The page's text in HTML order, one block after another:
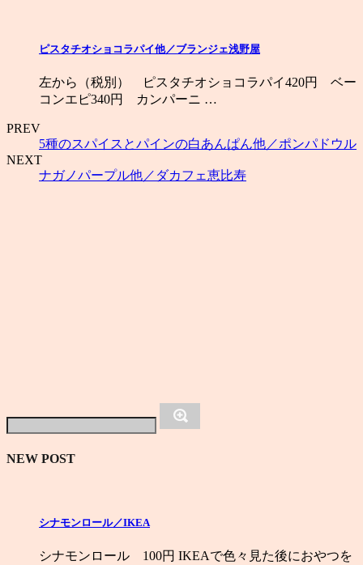
ピスタチオショコラパイ他／ブランジェ浅野屋
左から（税別） ピスタチオショコラパイ420円 ベー
コンエピ340円 カンパーニ …
PREV
5種のスパイスとパインの白あんぱん他／ポンパドウル
NEXT
ナガノパープル他／ダカフェ恵比寿
NEW POST
シナモンロール／IKEA
シナモンロール 100円 IKEAで色々見た後におやつを